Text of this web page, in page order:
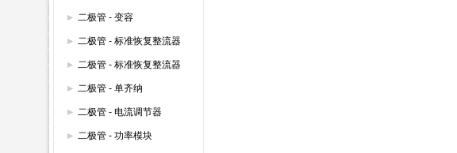
二极管 - 变容
二极管 - 标准恢复整流器
(600V以上)
二极管 - 标准恢复整流器
(600V以下)
二极管 - 单齐纳
二极管 - 电流调节器
二极管 - 功率模块